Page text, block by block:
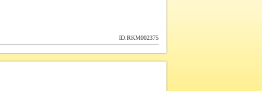
ID:RKM002375